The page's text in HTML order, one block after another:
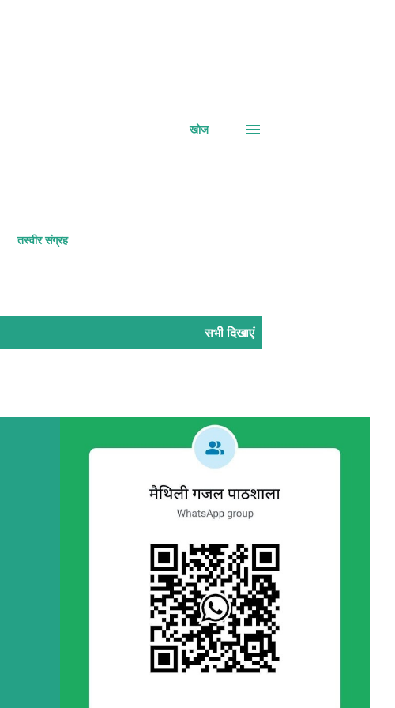
खोज
तस्वीर संग्रह
सभी दिखाएं